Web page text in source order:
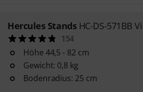
Hercules Stands HC-DS-571BB
154
Höhe 44,5 - 82 cm
Gewicht: 0,8 kg
Bodenradius: 25 cm